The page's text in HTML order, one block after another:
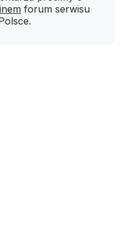
forum serwisu